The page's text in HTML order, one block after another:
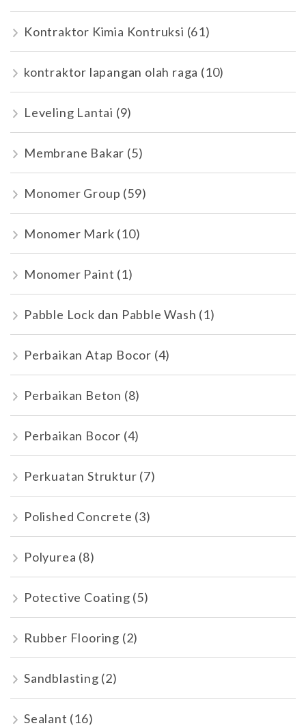
Kontraktor Kimia Kontruksi (61)
kontraktor lapangan olah raga (10)
Leveling Lantai (9)
Membrane Bakar (5)
Monomer Group (59)
Monomer Mark (10)
Monomer Paint (1)
Pabble Lock dan Pabble Wash (1)
Perbaikan Atap Bocor (4)
Perbaikan Beton (8)
Perbaikan Bocor (4)
Perkuatan Struktur (7)
Polished Concrete (3)
Polyurea (8)
Potective Coating (5)
Rubber Flooring (2)
Sandblasting (2)
Sealant (16)